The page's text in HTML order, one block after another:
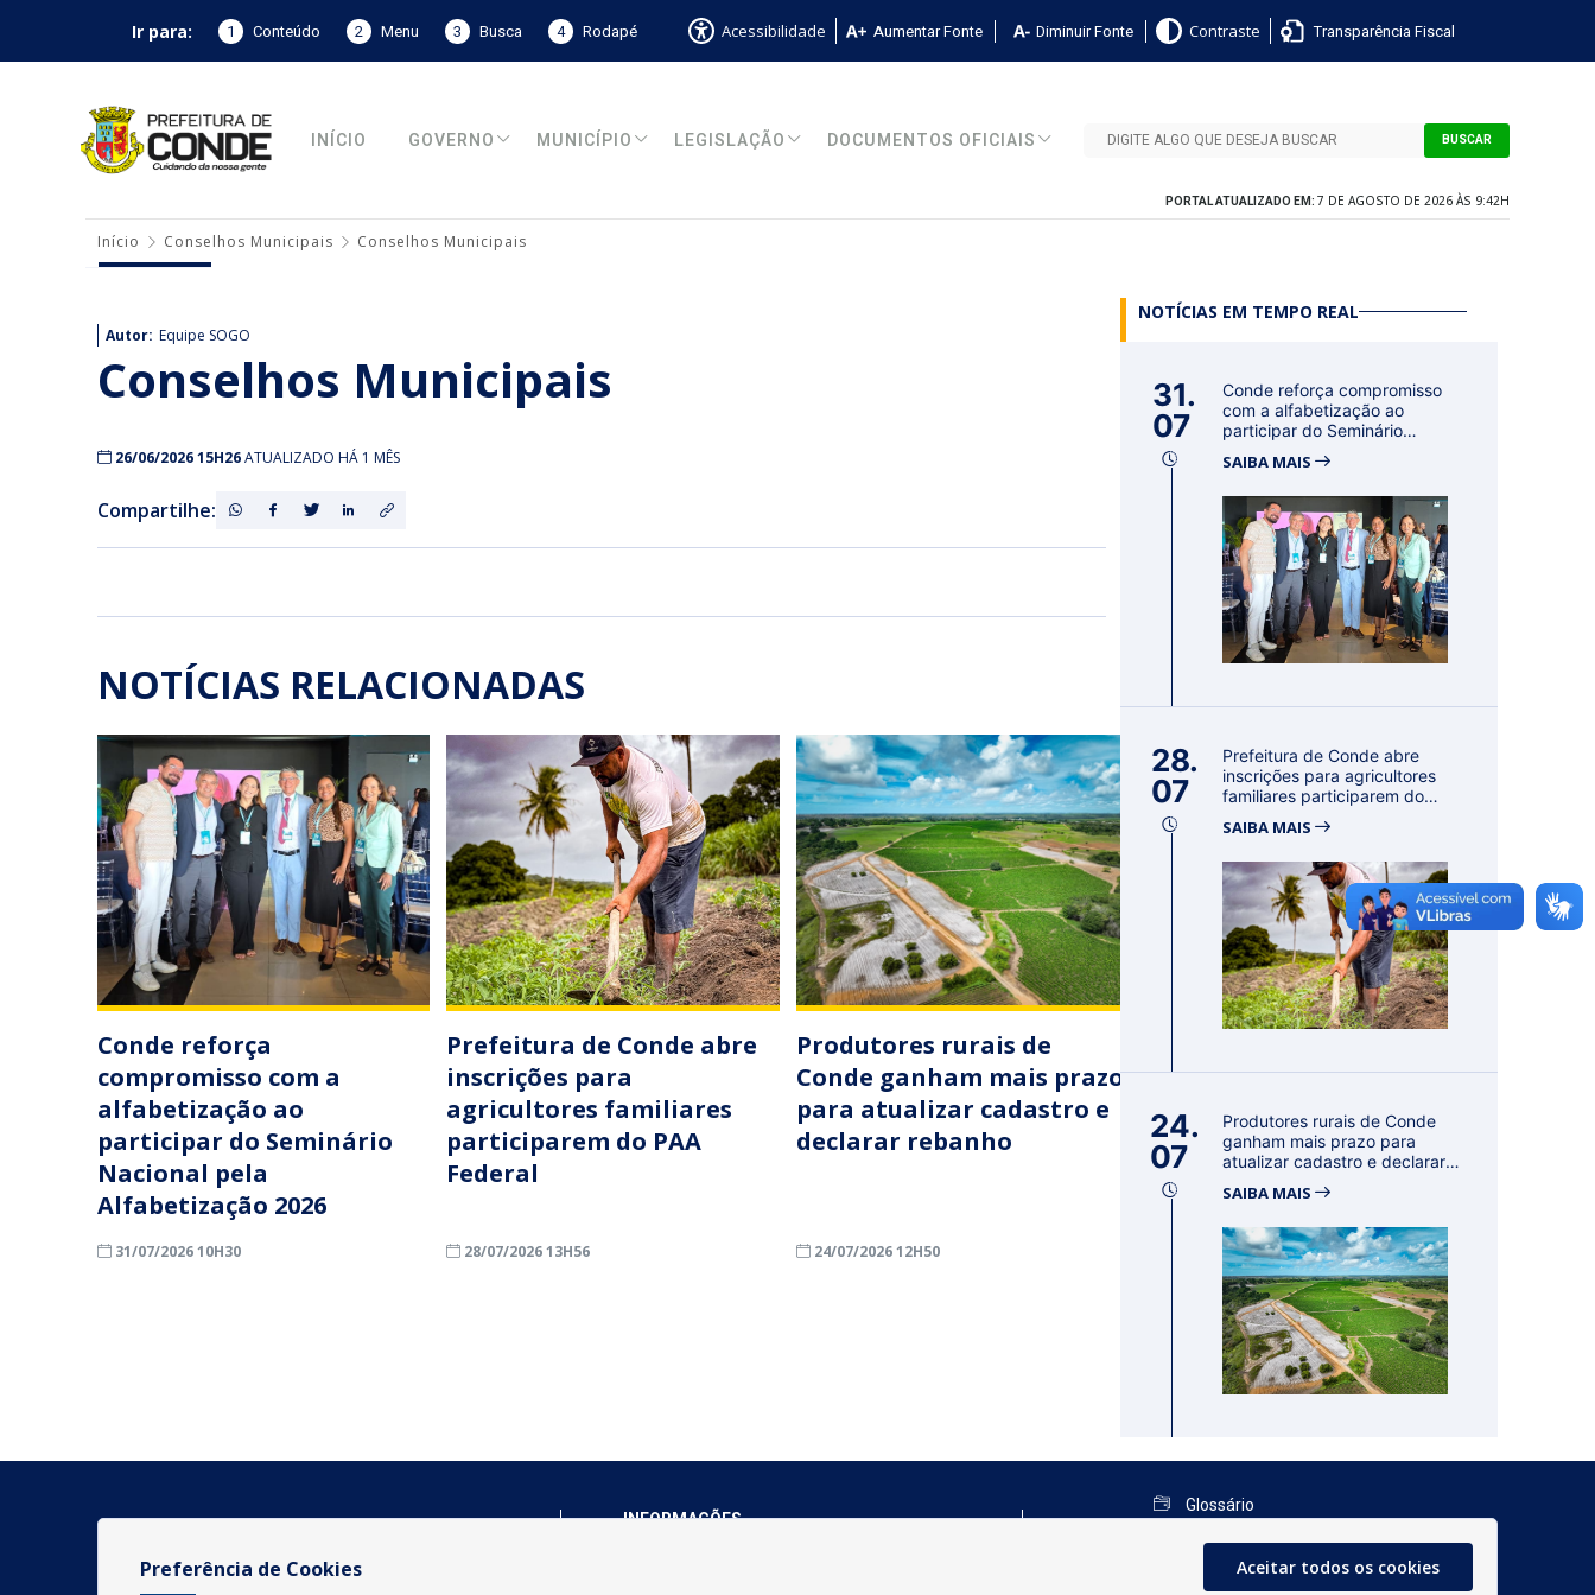
Ir para: 1 Conteúdo 2 Menu 3 Busca 4 Rodapé Acessibilidade Aumentar Fonte Diminuir Fonte Contraste Transparência Fiscal
INÍCIO GOVERNO MUNICÍPIO LEGISLAÇÃO DOCUMENTOS OFICIAIS BUSCAR
PORTAL ATUALIZADO EM: 7 DE AGOSTO DE 2026 ÀS 9:42H
Início Conselhos Municipais Conselhos Municipais
Autor: Equipe SOGO
Conselhos Municipais
26/06/2026 15H26ATUALIZADO HÁ 1 MÊS
Compartilhe:
NOTÍCIAS RELACIONADAS
Conde reforça
compromisso com a
alfabetização ao
participar do Seminário
Nacional pela
Alfabetização 2026
31/07/2026 10H30
Prefeitura de Conde abre
inscrições para
agricultores familiares
participarem do PAA
Federal
28/07/2026 13H56
Produtores rurais de
Conde ganham mais prazo
para atualizar cadastro e
declarar rebanho
24/07/2026 12H50
NOTÍCIAS EM TEMPO REAL
31.
07
Conde reforça compromisso
com a alfabetização ao
participar do Seminário
SAIBA MAIS
28.
07
Prefeitura de Conde abre
inscrições para agricultores
familiares participarem do
SAIBA MAIS
24.
07
Produtores rurais de Conde
ganham mais prazo para
atualizar cadastro e declarar
SAIBA MAIS
INFORMAÇÕES
Glossário
Mapa do Site
Perguntas Frequentes
Preferência de Cookies Aceitar todos os cookies